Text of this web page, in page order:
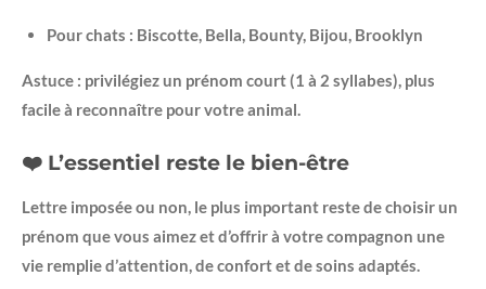
Pour chats : Biscotte, Bella, Bounty, Bijou, Brooklyn
Astuce : privilégiez un prénom court (1 à 2 syllabes), plus
facile à reconnaître pour votre animal.
❤️ L’essentiel reste le bien-être
Lettre imposée ou non, le plus important reste de choisir un
prénom que vous aimez et d’offrir à votre compagnon une
vie remplie d’attention, de confort et de soins adaptés.